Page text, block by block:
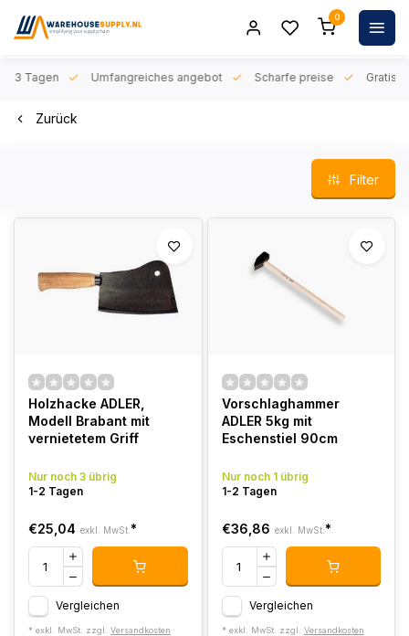
0
3 Tagen Umfangreiches angebot Scharfe preise Gratis
Zurück
Filter
Holzhacke ADLER,
Modell Brabant mit
vernietetem Griff
Nur noch 3 übrig
1-2 Tagen
€25,04 exkl. MwSt. *
Vergleichen
* exkl. MwSt. zzgl. Versandkosten
Vorschlaghammer
ADLER 5kg mit
Eschenstiel 90cm
Nur noch 1 übrig
1-2 Tagen
€36,86 exkl. MwSt. *
Vergleichen
* exkl. MwSt. zzgl. Versandkosten